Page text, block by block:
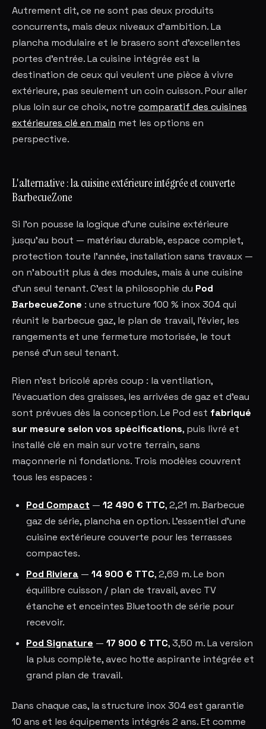
Autrement dit, ce ne sont pas deux produits
concurrents, mais deux niveaux d'ambition. La
plancha modulaire et le brasero sont d'excellentes
portes d'entrée. La cuisine intégrée est la
destination de ceux qui veulent une pièce à vivre
extérieure, pas seulement un coin cuisson. Pour aller
plus loin sur ce choix, notre comparatif des cuisines
extérieures clé en main met les options en
perspective.
L'alternative : la cuisine extérieure intégrée et couverte
BarbecueZone
Si l'on pousse la logique d'une cuisine extérieure
jusqu'au bout — matériau durable, espace complet,
protection toute l'année, installation sans travaux —
on n'aboutit plus à des modules, mais à une cuisine
d'un seul tenant. C'est la philosophie du Pod
BarbecueZone : une structure 100 % inox 304 qui
réunit le barbecue gaz, le plan de travail, l'évier, les
rangements et une fermeture motorisée, le tout
pensé d'un seul tenant.
Rien n'est bricolé après coup : la ventilation,
l'évacuation des graisses, les arrivées de gaz et d'eau
sont prévues dès la conception. Le Pod est fabriqué
sur mesure selon vos spécifications, puis livré et
installé clé en main sur votre terrain, sans
maçonnerie ni fondations. Trois modèles couvrent
tous les espaces :
Pod Compact — 12 490 € TTC, 2,21 m. Barbecue
gaz de série, plancha en option. L'essentiel d'une
cuisine extérieure couverte pour les terrasses
compactes.
Pod Riviera — 14 900 € TTC, 2,69 m. Le bon
équilibre cuisson / plan de travail, avec TV
étanche et enceintes Bluetooth de série pour
recevoir.
Pod Signature — 17 900 € TTC, 3,50 m. La version
la plus complète, avec hotte aspirante intégrée et
grand plan de travail.
Dans chaque cas, la structure inox 304 est garantie
10 ans et les équipements intégrés 2 ans. Et comme